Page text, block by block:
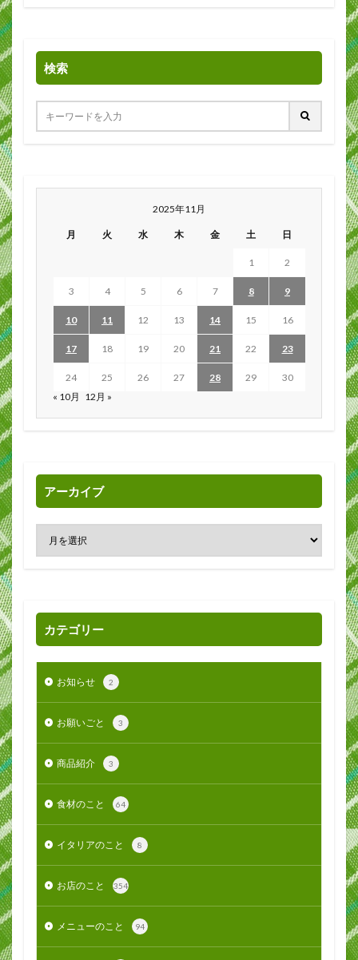
検索
2025年11月
月 火 水 木 金 土 日
1 2
3 4 5 6 7 8 9
10 11 12 13 14 15 16
17 18 19 20 21 22 23
24 25 26 27 28 29
30
« 10月 12月 »
アーカイブ
カテゴリー
お知らせ 2
お願いごと 3
商品紹介 3
食材のこと 64
イタリアのこと 8
お店のこと 354
メニューのこと 94